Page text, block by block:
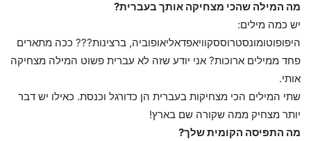
מה המילה שהכי מצחיקה אותך בעברית?
יש כמה מילים:
היפופוטומונסטרוססקוויאפדאליאופוביה, ברצינות??? ככה מתארים
פחד ממילים ארוכות? אני יודע שזה לא עברית פשוט המילה מצחיקה
אותי.
שתי המילים הכי מצחיקות בעברית הן כדורגל וכנסת. כאילו יש דבר
יותר מצחיק ממה שקורה שם בארץ!
מה התפיסה הקומית שלך?